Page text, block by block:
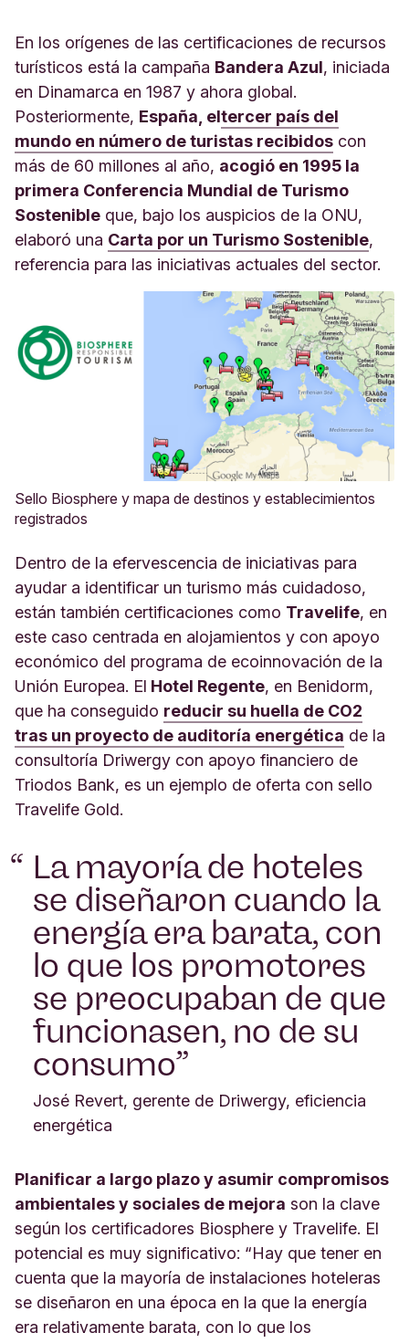
En los orígenes de las certificaciones de recursos
turísticos está la campaña Bandera Azul, iniciada
en Dinamarca en 1987 y ahora global.
Posteriormente, España, eltercer país del
mundo en número de turistas recibidos con
más de 60 millones al año, acogió en 1995 la
primera Conferencia Mundial de Turismo
Sostenible que, bajo los auspicios de la ONU,
elaboró una Carta por un Turismo Sostenible,
referencia para las iniciativas actuales del sector.
Sello Biosphere y mapa de destinos y establecimientos
registrados
Dentro de la efervescencia de iniciativas para
ayudar a identificar un turismo más cuidadoso,
están también certificaciones como Travelife, en
este caso centrada en alojamientos y con apoyo
económico del programa de ecoinnovación de la
Unión Europea. El Hotel Regente, en Benidorm,
que ha conseguido reducir su huella de CO2
tras un proyecto de auditoría energética de la
consultoría Driwergy con apoyo financiero de
Triodos Bank, es un ejemplo de oferta con sello
Travelife Gold.
La mayoría de hoteles
se diseñaron cuando la
energía era barata, con
lo que los promotores
se preocupaban de que
funcionasen, no de su
consumo
José Revert, gerente de Driwergy, eficiencia
energética
Planificar a largo plazo y asumir compromisos
ambientales y sociales de mejora son la clave
según los certificadores Biosphere y Travelife. El
potencial es muy significativo: “Hay que tener en
cuenta que la mayoría de instalaciones hoteleras
se diseñaron en una época en la que la energía
era relativamente barata, con lo que los